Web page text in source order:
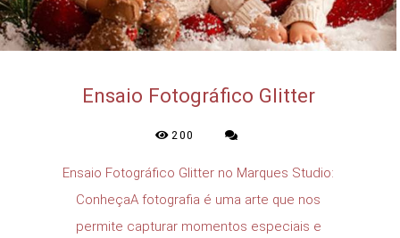
Ensaio Fotográfico Glitter
200
Ensaio Fotográfico Glitter no Marques Studio:
ConheçaA fotografia é uma arte que nos
permite capturar momentos especiais e